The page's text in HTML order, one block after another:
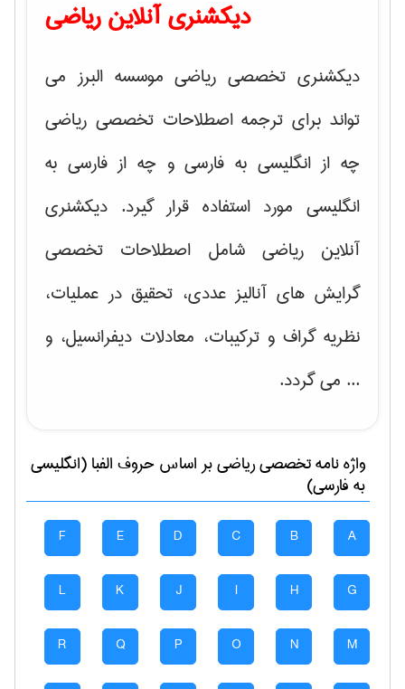
دیکشنری آنلاین ریاضی
دیکشنری تخصصی ریاضی موسسه البرز می
تواند برای ترجمه اصطلاحات تخصصی ریاضی
چه از انگلیسی به فارسی و چه از فارسی به
انگلیسی مورد استفاده قرار گیرد. دیکشنری
آنلاین ریاضی شامل اصطلاحات تخصصی
گرایش های آنالیز عددی، تحقیق در عملیات،
نظریه گراف و تركیبات، معادلات دیفرانسیل، و
... می گردد.
واژه نامه تخصصیرياضیبر اساس حروف الفبا (انگلیسی
به فارسی)
A
B
C
D
E
F
G
H
I
J
K
L
M
N
O
P
Q
R